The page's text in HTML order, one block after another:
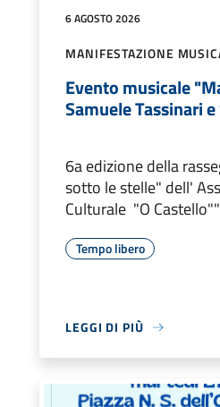
6 AGOSTO 2026
MANIFESTAZIONE
Evento musicale
Samuele Tassinari
6a edizione della
sotto le stelle" dell'
Culturale "O Castello""
Tempo libero
LEGGI DI PIÙ